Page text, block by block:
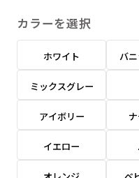
カラーを選択
ホワイト バ
ミックスグレー
アイボリー
イエロー
入稿（AI／PSD）
］
弊社よりJPG画像
返事を頂いたあと
デザイン依頼［
名入れ［+999円］
文字のみの名入れ
名入れ（要画像
弊社よりJPG画像
ス
飾る場所に対して、
感じる場合や、立て
ちらです。
幅が15cm 狭くなっ
す。
ス
飾る場所に対して、
感じる場合や、立て
ちらです。
幅が15cm 狭くなっ
す。
上左チチと
上
右棒袋縫い
（上と右）
上
（
ハトメ上4つ
（+1営業日）
ハト
（
（上のみ）
1本（2
文字の間に